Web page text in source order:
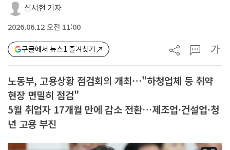
심서현 기자
2026.06.12 오전 11:00
구글에서 뉴스1 즐겨찾기 가
노동부, 고용상황 점검회의 개최…"하청업체 등 취약
현장 면밀히 점검"
5월 취업자 17개월 만에 감소 전환…제조업·건설업·청
년 고용 부진